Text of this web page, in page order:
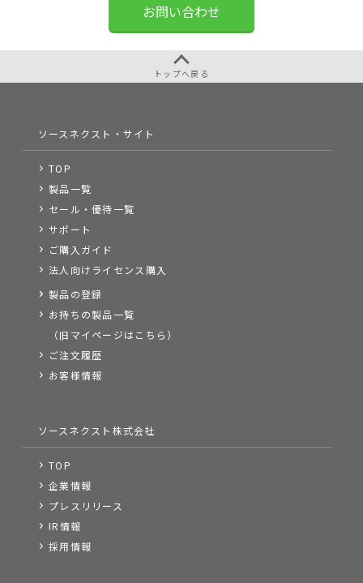
お問い合わせ
トップへ戻る
ソースネクスト・サイト
TOP
製品一覧
セール・優待一覧
サポート
ご購入ガイド
法人向けライセンス購入
製品の登録
お持ちの製品一覧
（旧マイページはこちら）
ご注文履歴
お客様情報
ソースネクスト株式会社
TOP
企業情報
プレスリリース
IR情報
採用情報